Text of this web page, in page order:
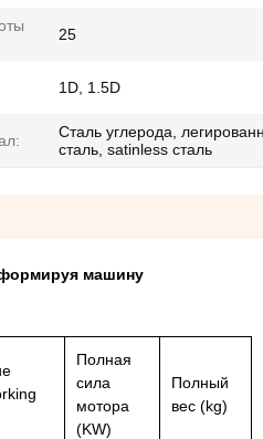
25
1D, 1.5D
Сталь углерода,
сталь, satinless сталь
формируя машину
Полная
сила
мотора
(KW)
Полный
вес (kg)